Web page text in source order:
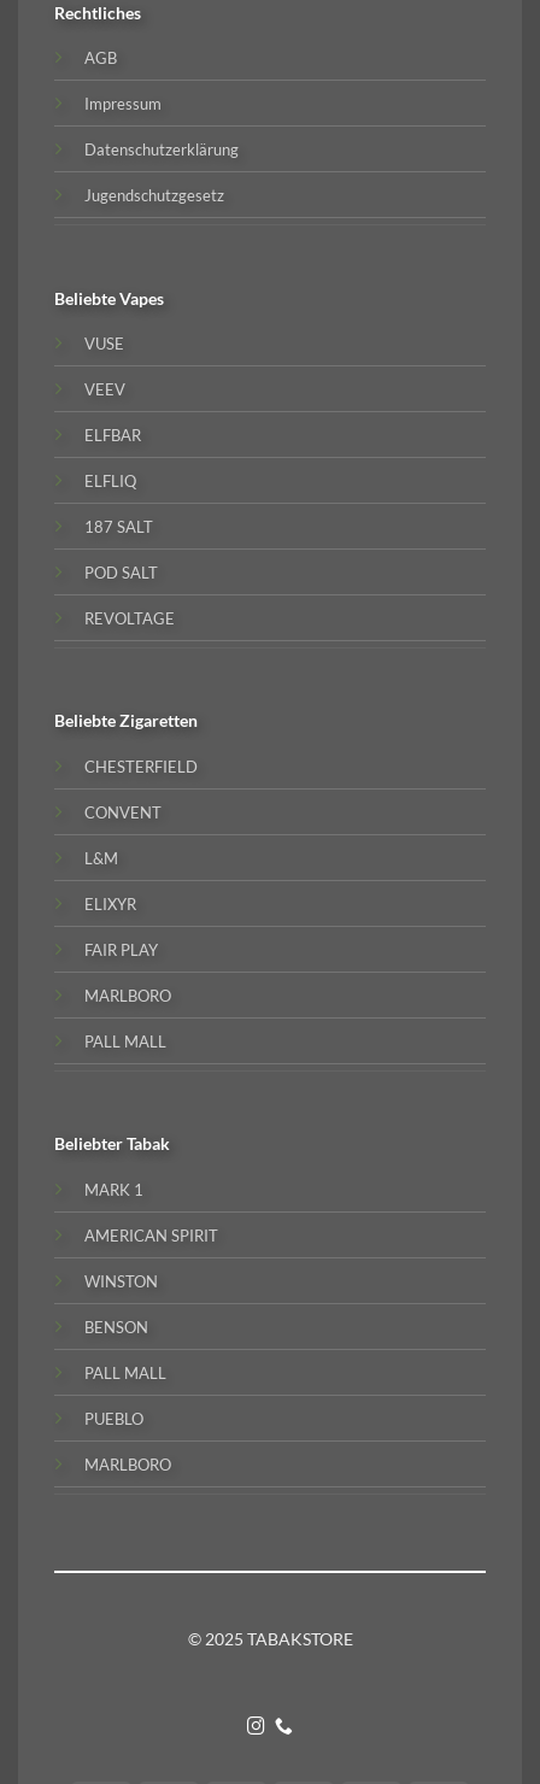
Rechtliches
AGB
Impressum
Datenschutzerklärung
Jugendschutzgesetz
BeliebteVapes
VUSE
VEEV
ELFBAR
ELFLIQ
187 SALT
POD SALT
REVOLTAGE
BeliebteZigaretten
CHESTERFIELD
CONVENT
L&M
ELIXYR
FAIR PLAY
MARLBORO
PALL MALL
BeliebterTabak
MARK 1
AMERICAN SPIRIT
WINSTON
BENSON
PALL MALL
PUEBLO
MARLBORO
© 2025 TABAKSTORE